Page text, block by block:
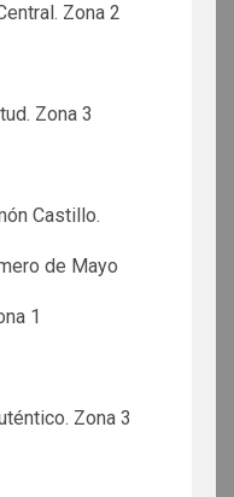
Zona 2
Zona 3
Castillo.
de Mayo
1
Zona 3